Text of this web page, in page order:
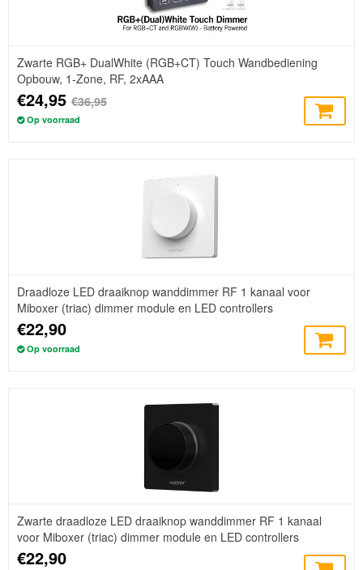
Zwarte RGB+ DualWhite (RGB+CT) Touch Wandbediening
Opbouw, 1-Zone, RF, 2xAAA
€24,95 €36,95
Op voorraad
Draadloze LED draaiknop wanddimmer RF 1 kanaal voor
Miboxer (triac) dimmer module en LED controllers
€22,90
Op voorraad
Zwarte draadloze LED draaiknop wanddimmer RF 1 kanaal
voor Miboxer (triac) dimmer module en LED controllers
€22,90